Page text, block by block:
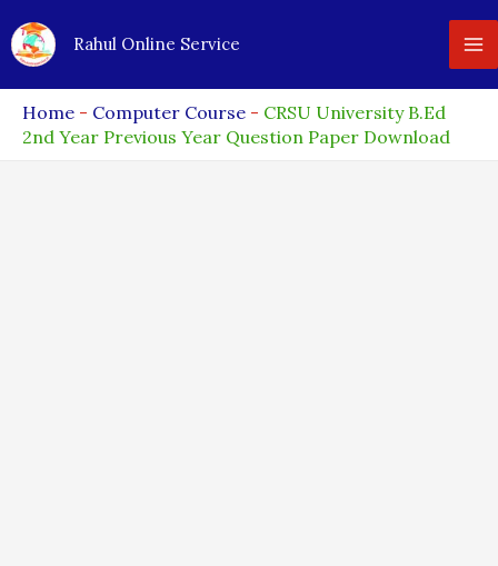
to
Rahul Online Service
Home - Computer Course - CRSU University B.Ed
2nd Year Previous Year Question Paper Download